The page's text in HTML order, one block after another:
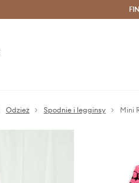
Oszczędzaj
Odzież Spodnie i legginsy Mini